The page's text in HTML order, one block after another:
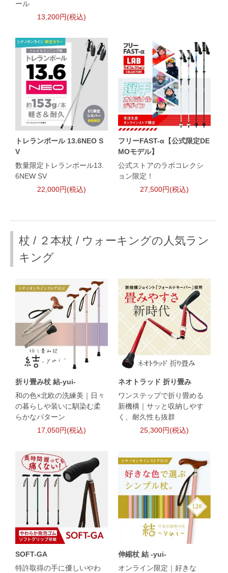
ール
13,200円(税込)
トレランポール 13.6NEO S
V
数量限定トレランポール13.
6NEW SV
22,000円(税込)
フリーFAST-α【公式限定DE
MOモデル】
公式ストアのラボコレクシ
ョン限定！
27,500円(税込)
杖 / ２本杖 / ウォーキングの人気ラン
キング
折り畳み杖 結-yui-
和の色×北欧の洗練美｜日々
の暮らしや装いに馴染む柔
らかなパターン
17,050円(税込)
ネオトラッド 折り畳み
ワンステップで折り畳める
新機構｜サッと収納しやす
く、耐久性も抜群
25,300円(税込)
SOFT-GA
特許取得の手に優しいやわ
伸縮杖 結 -yui-
オンライン限定｜好きな